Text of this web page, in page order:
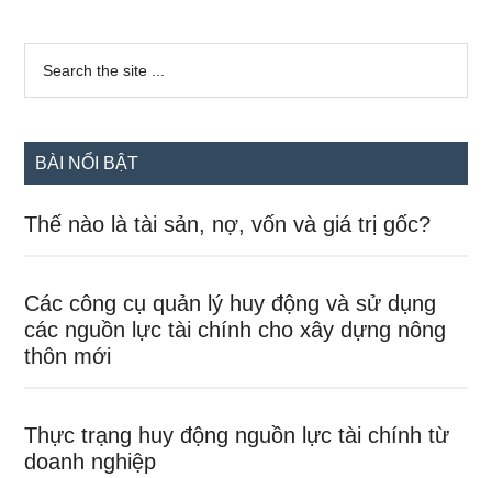
Sidebar
chính
...
BÀI NỔI BẬT
Thế nào là tài sản, nợ, vốn và giá trị gốc?
Các công cụ quản lý huy động và sử dụng
các nguồn lực tài chính cho xây dựng nông
thôn mới
Thực trạng huy động nguồn lực tài chính từ
doanh nghiệp